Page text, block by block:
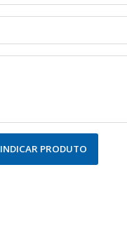
INDICAR PRODUTO